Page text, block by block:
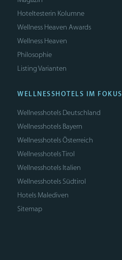
Hoteltesterin Kolumne
Wellness Heaven Awards
Wellness Heaven
Philosophie
Listing Varianten
WELLNESSHOTELS IM FOKUS
Wellnesshotels Deutschland
Wellnesshotels Bayern
Wellnesshotels Österreich
Wellnesshotels Tirol
Wellnesshotels Italien
Wellnesshotels Südtirol
Hotels Malediven
Sitemap